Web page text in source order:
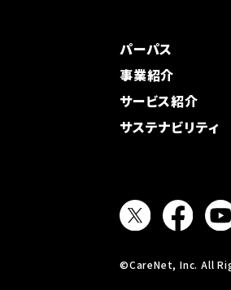
パーパス
事業紹介
サービス紹介
サステナビリティ
©CareNet, Inc. All